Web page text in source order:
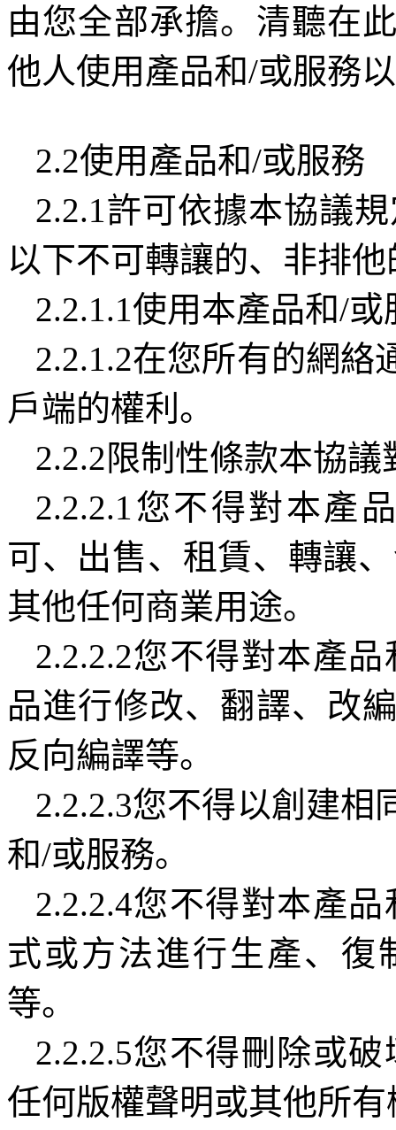
由您全部承擔。清聽在
他人使用產品和/或服務
2.2使用產品和/或服務
2.2.1許可依據本協議
以下不可轉讓的、非排
2.2.1.1使用本產品和/或
2.2.1.2在您所有的網絡
戶端的權利。
2.2.2限制性條款本協
2.2.2.1 您不得對本產
可、出售、租賃、轉讓
其他任何商業用途。
2.2.2.2您不得對本產品
品進行修改、翻譯、改
反向編譯等。
2.2.2.3您不得以創建相
和/或服務。
2.2.2.4您不得對本產品
式或方法進行生產、復
等。
2.2.2.5您不得刪除或
任何版權聲明或其他所